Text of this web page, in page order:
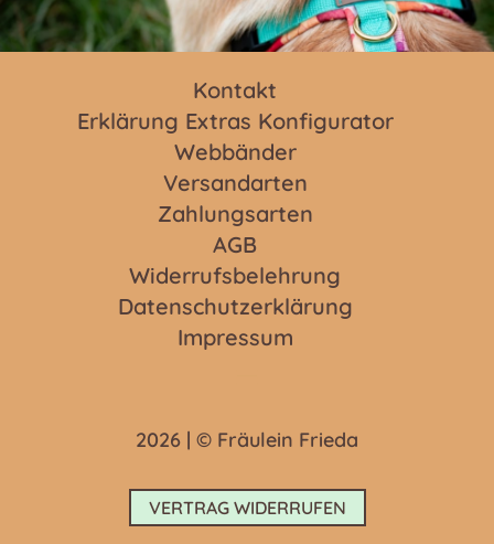
Kontakt
Erklärung Extras Konfigurator
Webbänder
Versandarten
Zahlungsarten
AGB
Widerrufsbelehrung
Datenschutzerklärung
Impressum
2026 | © Fräulein Frieda
VERTRAG WIDERRUFEN